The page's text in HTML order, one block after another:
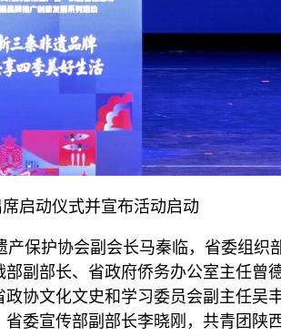
启动仪式并宣布活动启动
保护协会副会长马秦临，省委组织
副部长、省政府侨务办公室主任曾
协文化文史和学习委员会副主任吴
委宣传部副部长李晓刚，共青团陕